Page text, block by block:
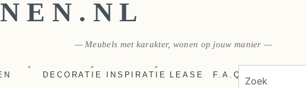
— Meubels met karakter, wonen op jouw manier —
◆
DECORATIE
◆
INSPIRATIE
◆
LEASE F.A.Q